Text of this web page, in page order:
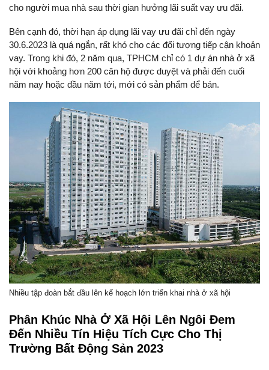
cho người mua nhà sau thời gian hưởng lãi suất vay ưu đãi.
Bên cạnh đó, thời hạn áp dụng lãi vay ưu đãi chỉ đến ngày
30.6.2023 là quá ngắn, rất khó cho các đối tượng tiếp cận khoản
vay. Trong khi đó, 2 năm qua, TPHCM chỉ có 1 dự án nhà ở xã
hội với khoảng hơn 200 căn hộ được duyệt và phải đến cuối
năm nay hoặc đầu năm tới, mới có sản phẩm để bán.
Nhiều tập đoàn bắt đầu lên kế hoạch lớn triển khai nhà ở xã hội
Phân Khúc Nhà Ở Xã Hội Lên Ngôi Đem
Đến Nhiều Tín Hiệu Tích Cực Cho Thị
Trường Bất Động Sản 2023